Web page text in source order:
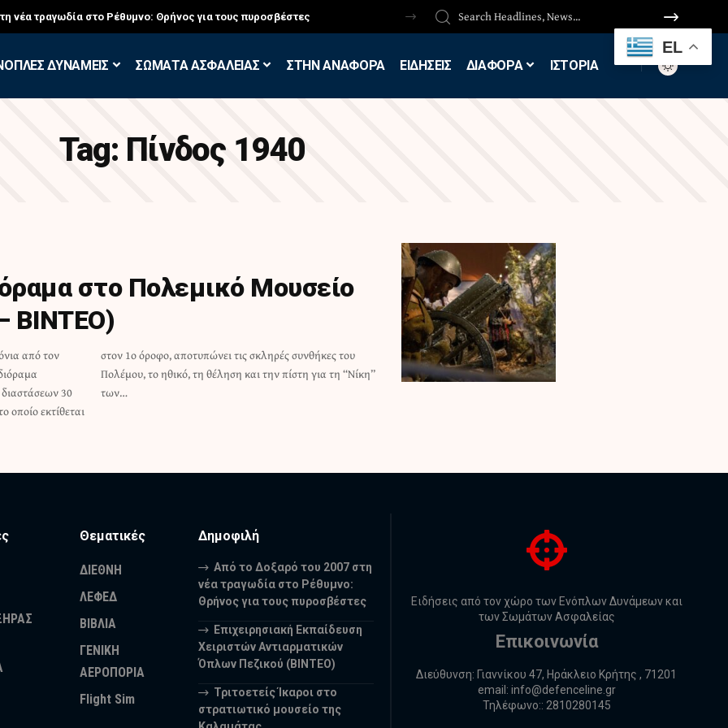
νέα τραγωδία στο Ρέθυμνο: Θρήνος για τους πυροσβέστες
ΔΥΝΑΜΕΙΣ ΣΩΜΑΤΑ ΑΣΦΑΛΕΙΑΣ ΣΤΗΝ ΑΝΑΦΟΡΑ ΕΙΔΗΣΕΙΣ ΔΙΑΦΟΡΑ ΙΣΤΟΡΙΑ
Tag: Πίνδος 1940
στο Πολεμικό Μουσείο
ΒΙΝΤΕΟ)
από τον
30
οποίο εκτίθεται
του
“Νίκη”
των…
Θεματικές
ΔΙΕΘΝΗ
ΛΕΦΕΔ
ΒΙΒΛΙΑ
ΓΕΝΙΚΗ
ΑΕΡΟΠΟΡΙΑ
Flight Sim
Δημοφιλή
Από το Δοξαρό του 2007 στη
νέα τραγωδία στο Ρέθυμνο:
Θρήνος για τους πυροσβέστες
Επιχειρησιακή Εκπαίδευση
Χειριστών Αντιαρματικών
Όπλων Πεζικού (ΒΙΝΤΕΟ)
Τριτοετείς Ίκαροι στο
στρατιωτικό μουσείο της
Ειδήσεις από τον χώρο των Ενόπλων Δυνάμεων και
των Σωμάτων Ασφαλείας
Επικοινωνία
Διεύθυνση: Γιαννίκου 47, Ηράκλειο Κρήτης , 71201
email: info@defenceline.gr
Τηλέφωνο:: 2810280145
EL